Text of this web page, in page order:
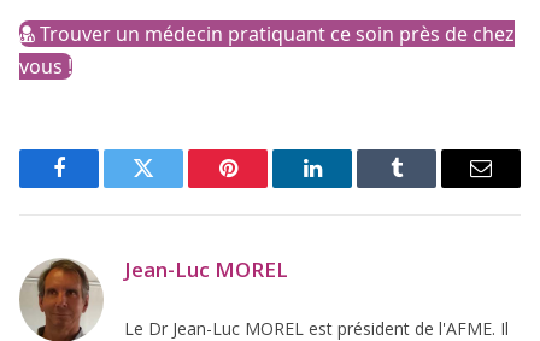
Trouver un médecin pratiquant ce soin près de chez
vous !
FacebookTwitter Pinterest LinkedIn Tumblr Email
Jean-Luc MOREL
Le Dr Jean-Luc MOREL est président de l'AFME. Il